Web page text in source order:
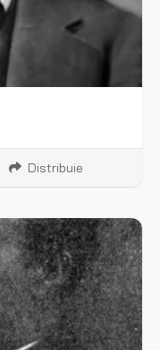
Distribuie